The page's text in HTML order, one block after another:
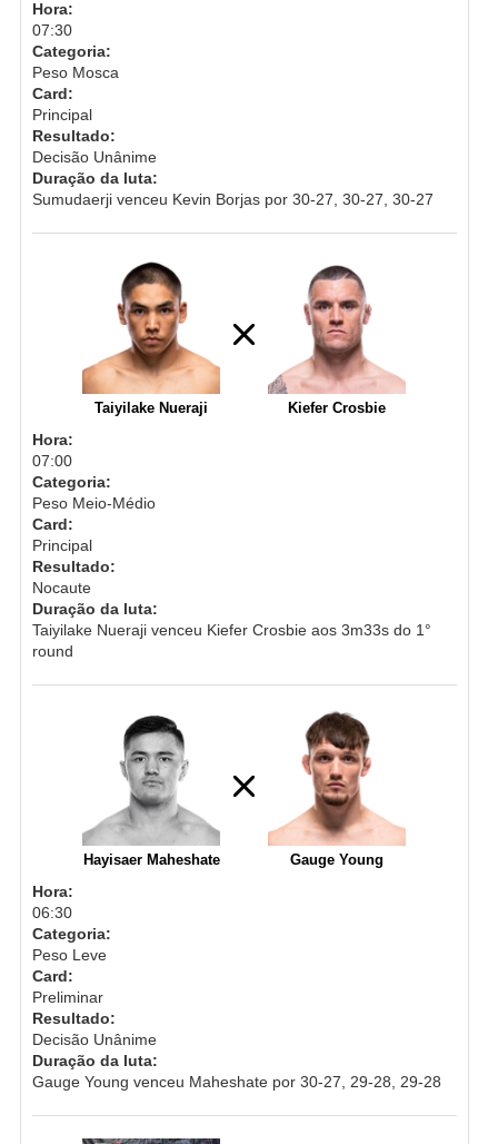
Hora:
07:30
Categoria:
Peso Mosca
Card:
Principal
Resultado:
Decisão Unânime
Duração da luta:
Sumudaerji venceu Kevin Borjas por 30-27, 30-27, 30-27
Taiyilake Nueraji Kiefer Crosbie
Hora:
07:00
Categoria:
Peso Meio-Médio
Card:
Principal
Resultado:
Nocaute
Duração da luta:
Taiyilake Nueraji venceu Kiefer Crosbie aos 3m33s do 1°
round
Hayisaer Maheshate Gauge Young
Hora:
06:30
Categoria:
Peso Leve
Card:
Preliminar
Resultado:
Decisão Unânime
Duração da luta:
Gauge Young venceu Maheshate por 30-27, 29-28, 29-28